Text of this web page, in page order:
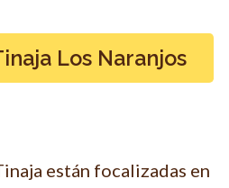
Los Naranjos
están focalizadas en